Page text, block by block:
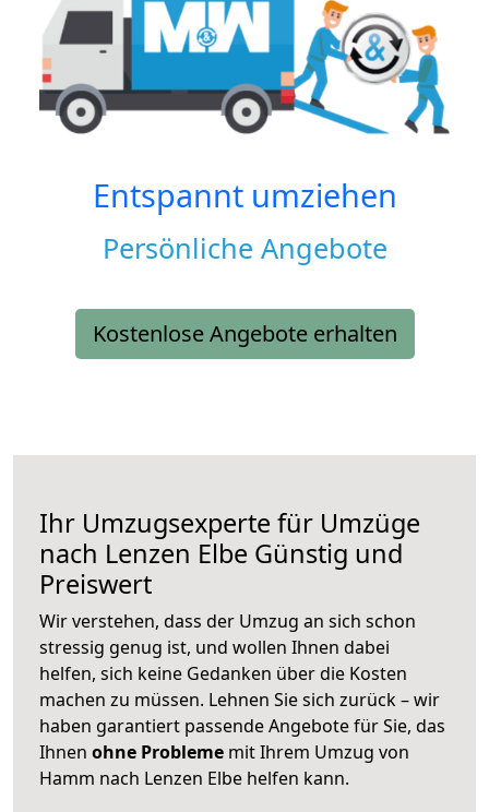
Entspannt umziehen
Persönliche Angebote
Kostenlose Angebote erhalten
Ihr Umzugsexperte für Umzüge
nach Lenzen Elbe Günstig und
Preiswert
Wir verstehen, dass der Umzug an sich schon
stressig genug ist, und wollen Ihnen dabei
helfen, sich keine Gedanken über die Kosten
machen zu müssen. Lehnen Sie sich zurück – wir
haben garantiert passende Angebote für Sie, das
Ihnen ohne Probleme mit Ihrem Umzug von
Hamm nach Lenzen Elbe helfen kann.